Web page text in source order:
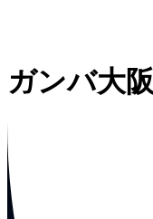
ガンバ大阪